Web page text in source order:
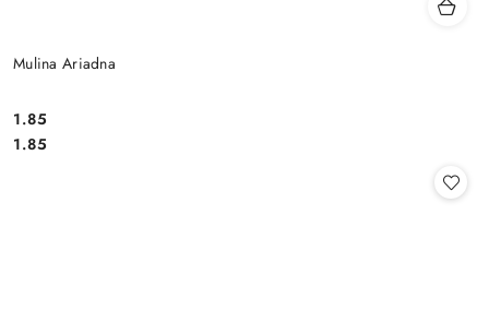
Mulina Ariadna
Cena:
1.85
Cena:
1.85